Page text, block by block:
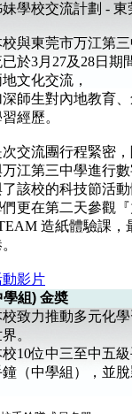
妹學校交流計劃 -
校與東莞市万江第
已於3月27及28日期
地文化交流，
深師生對內地教育
經歷。
次交流團行程緊密
万江第三中學進行
了該校的科技節活
們更在第二天參觀
造紙體驗課
動影片
組) 金奬
校致力推動多元化
。
校10位中三至中五
鐘（中學組），並